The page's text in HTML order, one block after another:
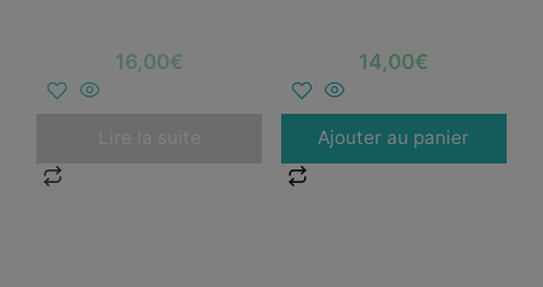
16,00€ 14,00€
Ajouter au panier